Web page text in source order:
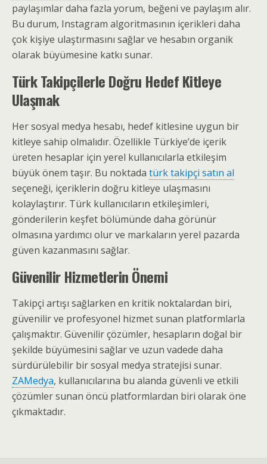
paylaşımlar daha fazla yorum, beğeni ve paylaşım alır.
Bu durum, Instagram algoritmasının içerikleri daha
çok kişiye ulaştırmasını sağlar ve hesabın organik
olarak büyümesine katkı sunar.
Türk Takipçilerle Doğru Hedef Kitleye
Ulaşmak
Her sosyal medya hesabı, hedef kitlesine uygun bir
kitleye sahip olmalıdır. Özellikle Türkiye’de içerik
üreten hesaplar için yerel kullanıcılarla etkileşim
büyük önem taşır. Bu noktada türk takipçi satın al
seçeneği, içeriklerin doğru kitleye ulaşmasını
kolaylaştırır. Türk kullanıcıların etkileşimleri,
gönderilerin keşfet bölümünde daha görünür
olmasına yardımcı olur ve markaların yerel pazarda
güven kazanmasını sağlar.
Güvenilir Hizmetlerin Önemi
Takipçi artışı sağlarken en kritik noktalardan biri,
güvenilir ve profesyonel hizmet sunan platformlarla
çalışmaktır. Güvenilir çözümler, hesapların doğal bir
şekilde büyümesini sağlar ve uzun vadede daha
sürdürülebilir bir sosyal medya stratejisi sunar.
ZAMedya, kullanıcılarına bu alanda güvenli ve etkili
çözümler sunan öncü platformlardan biri olarak öne
çıkmaktadır.